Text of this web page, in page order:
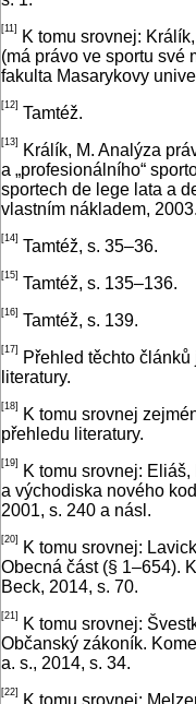
[11]
K tomu srovnej:
(má právo ve sportu své
fakulta Masarykovy
[12] Tamtéž.
[13]
Králík, M. Analýza
a „profesionálního“
sportech de lege lata a
vlastním nákladem, 2003.
[14] Tamtéž, s. 35–36.
[15] Tamtéž, s. 135–136.
[16] Tamtéž, s. 139.
[17]
Přehled těchto
literatury.
[18]
K tomu srovnej
přehledu literatury.
[19]
K tomu srovnej:
a východiska nového
2001, s. 240 a násl.
[20]
K tomu srovnej:
Obecná část (§ 1–654).
Beck, 2014, s. 70.
[21]
K tomu srovnej:
Občanský zákoník.
a. s., 2014, s. 34.
[22]